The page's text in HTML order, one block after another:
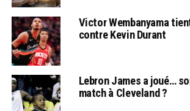
Victor Wembanyama
contre Kevin Durant
Lebron James a joué…
match à Cleveland ?